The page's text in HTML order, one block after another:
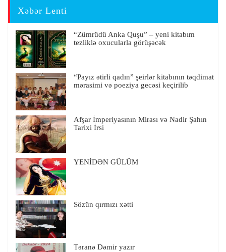
Xəbər Lenti
“Zümrüdü Anka Quşu” – yeni kitabım
tezliklə oxucularla görüşəcək
“Payız ətirli qadın” şeirlər kitabının təqdimat
mərasimi və poeziya gecəsi keçirilib
Afşar İmperiyasının Mirası və Nadir Şahın
Tarixi İrsi
YENİDƏN GÜLÜM
Sözün qırmızı xətti
Təranə Dəmir yazır